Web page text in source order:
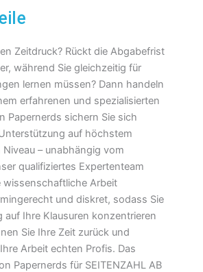
Zeitdruck? Rückt die Abgabefrist
während Sie gleichzeitig für
lernen müssen? Dann handeln
erfahrenen und spezialisierten
Papernerds sichern Sie sich
auf höchstem
– unabhängig vom
qualifiziertes Expertenteam
wissenschaftliche Arbeit
und diskret, sodass Sie
auf Ihre Klausuren konzentrieren
Sie Ihre Zeit zurück und
Arbeit echten Profis. Das
Papernerds für SEITENZAHL AB